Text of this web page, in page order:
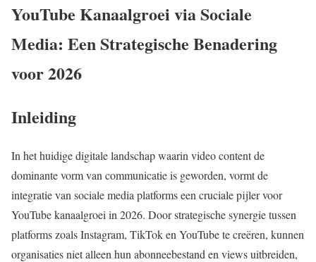
YouTube Kanaalgroei via Sociale
Media: Een Strategische Benadering
voor 2026
Inleiding
In het huidige digitale landschap waarin video content de
dominante vorm van communicatie is geworden, vormt de
integratie van sociale media platforms een cruciale pijler voor
YouTube kanaalgroei in 2026. Door strategische synergie tussen
platforms zoals Instagram, TikTok en YouTube te creëren, kunnen
organisaties niet alleen hun abonneebestand en views uitbreiden,